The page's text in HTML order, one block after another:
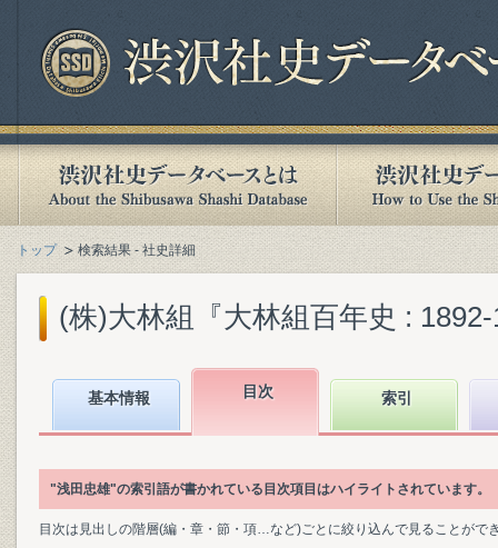
トップ 検索結果 - 社史詳細
(株)大林組『大林組百年史 :
基本情報 目次 索引
"浅田忠雄"の索引語が書かれている目次項目はハイライトされています。
目次は見出しの階層(編・章・節・項…など)ごとに絞り込んで見ることがで